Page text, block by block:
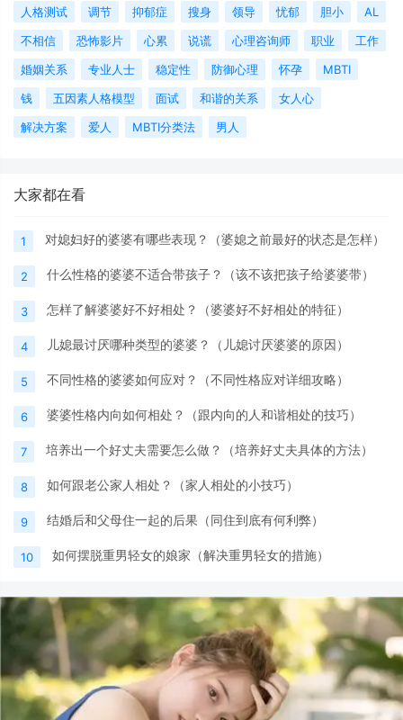
人格测试 调节 抑郁症 搜身 领导 忧郁 胆小
AL
不相信
恐怖影片 心累 说谎 心理咨询师 职业
工作
婚姻关系
专业人士 稳定性 防御心理 怀孕
MBTI
钱
五因素人格模型 面试 和谐的关系
女人心
解决方案
爱人 MBTI分类法 男人
大家都在看
1 对媳妇好的婆婆有哪些表现？（婆媳之前最好的状态是怎样）
2 什么性格的婆婆不适合带孩子？（该不该把孩子给婆婆带）
3 怎样了解婆婆好不好相处？（婆婆好不好相处的特征）
4 儿媳最讨厌哪种类型的婆婆？（儿媳讨厌婆婆的原因）
5 不同性格的婆婆如何应对？（不同性格应对详细攻略）
6 婆婆性格内向如何相处？（跟内向的人和谐相处的技巧）
7 培养出一个好丈夫需要怎么做？（培养好丈夫具体的方法）
8 如何跟老公家人相处？（家人相处的小技巧）
9 结婚后和父母住一起的后果（同住到底有何利弊）
10 如何摆脱重男轻女的娘家（解决重男轻女的措施）